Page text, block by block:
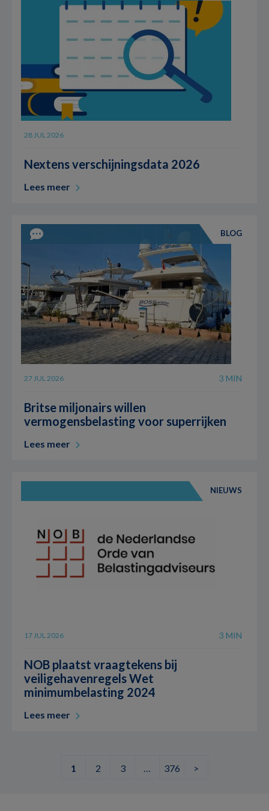
28 JUL 2026
Nextens verschijningsdata 2026
Lees meer
BLOG
27 JUL 2026 3 MIN
Britse miljonairs willen
vermogensbelasting voor superrijken
Lees meer
NIEUWS
17 JUL 2026 3 MIN
NOB plaatst vraagtekens bij
veiligehavenregels Wet
minimumbelasting 2024
Lees meer
1 2 3 … 376 >